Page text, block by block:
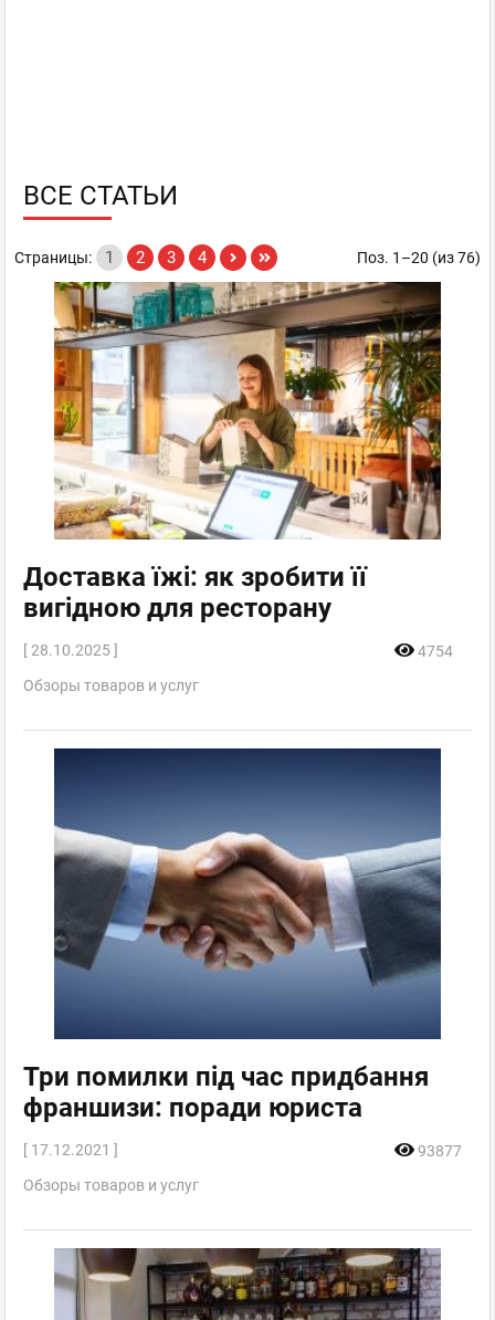
ВСЕ СТАТЬИ
Поз. 1–20 (из 76)
Страницы: 1 2 3 4
Доставка їжі: як зробити її
вигідною для ресторану
[ 28.10.2025 ]
4754
Обзоры товаров и услуг
Три помилки під час придбання
франшизи: поради юриста
[ 17.12.2021 ]
93877
Обзоры товаров и услуг